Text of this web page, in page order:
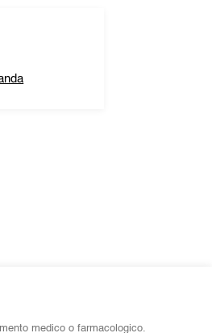
medico o farmacologico.